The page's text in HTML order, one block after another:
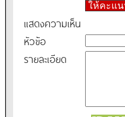
ให้คะแ
แสดงความเห็น
หัวข้อ
รายละเอียด